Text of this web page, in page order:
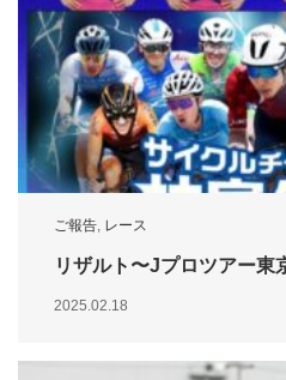
ご報告 レース
リザルト〜Jプロツアー東
2025.02.18